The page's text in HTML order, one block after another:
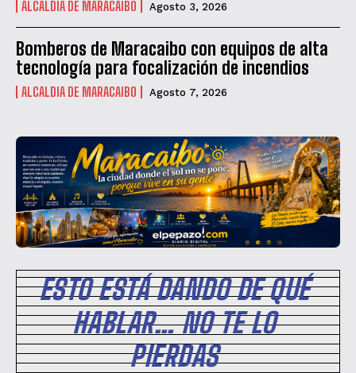
ALCALDIA DE MARACAIBO Agosto 3, 2026
Bomberos de Maracaibo con equipos de alta
tecnología para focalización de incendios
ALCALDIA DE MARACAIBO Agosto 7, 2026
ESTO ESTÁ DANDO DE QUÉ
HABLAR… NO TE LO
PIERDAS